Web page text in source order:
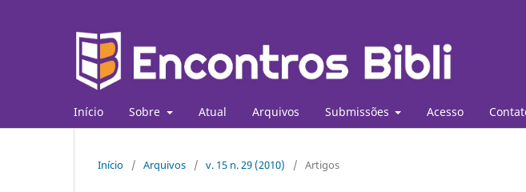
Início Sobre Atual Arquivos Submissões Acesso
Início / Arquivos / v. 15 n. 29 (2010) / Artigos